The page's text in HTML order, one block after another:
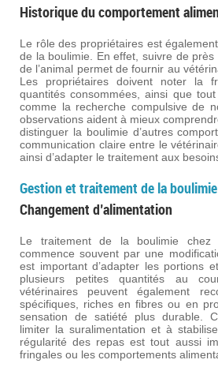
Historique du comportement
Le rôle des propriétaires est
de la boulimie. En effet, suivre de
de l’animal permet de fournir au
Les propriétaires doivent noter la
quantités consommées, ainsi que
comme la recherche compulsive de
observations aident à mieux
distinguer la boulimie d’autres
communication claire entre le
ainsi d’adapter le traitement aux
Gestion et traitement de la boulimie
Changement d’alimentation
Le traitement de la boulimie
commence souvent par une
est important d’adapter les portions
plusieurs petites quantités au
vétérinaires peuvent également
spécifiques, riches en fibres ou en
sensation de satiété plus durable.
limiter la suralimentation et à
régularité des repas est tout aussi
fringales ou les comportements